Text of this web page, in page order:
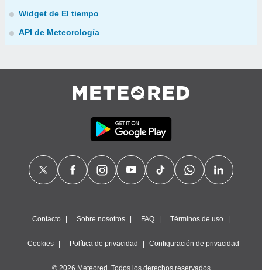
Widget de El tiempo
API de Meteorología
Contacto Sobre nosotros FAQ Términos de uso
Cookies Política de privacidad Configuración de privacidad
© 2026 Meteored. Todos los derechos reservados